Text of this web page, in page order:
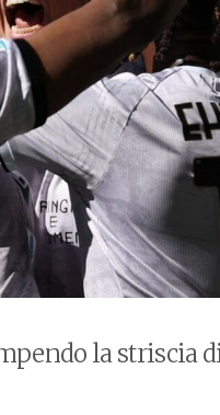
la striscia